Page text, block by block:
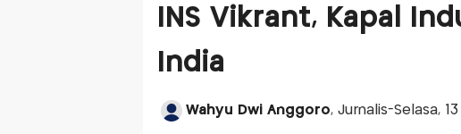
INS Vikrant, Kapal
India
Wahyu Dwi Anggoro, Jurnalis-Selasa,